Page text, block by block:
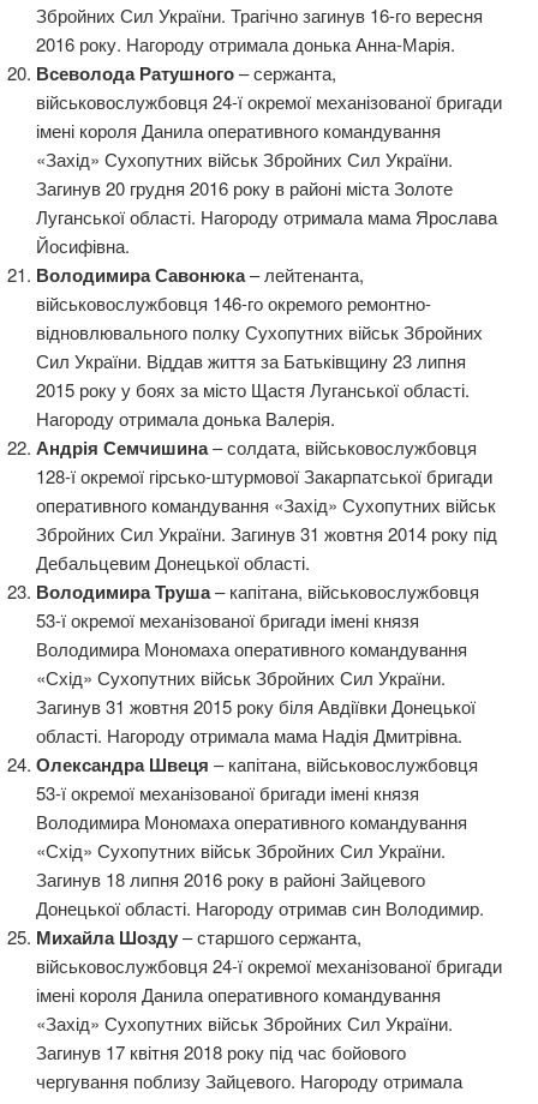
Збройних Сил України. Трагічно загинув 16-го вересня
2016 року. Нагороду отримала донька Анна-Марія.
Всеволода Ратушного– сержанта,
військовослужбовця 24-ї окремої механізованої бригади
імені короля Данила оперативного командування
«Захід» Сухопутних військ Збройних Сил України.
Загинув 20 грудня 2016 року в районі міста Золоте
Луганської області. Нагороду отримала мама Ярослава
Йосифівна.
Володимира Савонюка– лейтенанта,
військовослужбовця 146-го окремого ремонтно-
відновлювального полку Сухопутних військ Збройних
Сил України. Віддав життя за Батьківщину 23 липня
2015 року у боях за місто Щастя Луганської області.
Нагороду отримала донька Валерія.
Андрія Семчишина– солдата, військовослужбовця
128-ї окремої гірсько-штурмової Закарпатської бригади
оперативного командування «Захід» Сухопутних військ
Збройних Сил України. Загинув 31 жовтня 2014 року під
Дебальцевим Донецької області.
Володимира Труша– капітана, військовослужбовця
53-ї окремої механізованої бригади імені князя
Володимира Мономаха оперативного командування
«Схід» Сухопутних військ Збройних Сил України.
Загинув 31 жовтня 2015 року біля Авдіївки Донецької
області. Нагороду отримала мама Надія Дмитрівна.
Олександра Швеця – капітана, військовослужбовця
53-ї окремої механізованої бригади імені князя
Володимира Мономаха оперативного командування
«Схід» Сухопутних військ Збройних Сил України.
Загинув 18 липня 2016 року в районі Зайцевого
Донецької області. Нагороду отримав син Володимир.
Михайла Шозду– старшого сержанта,
військовослужбовця 24-ї окремої механізованої бригади
імені короля Данила оперативного командування
«Захід» Сухопутних військ Збройних Сил України.
Загинув 17 квітня 2018 року під час бойового
чергування поблизу Зайцевого. Нагороду отримала